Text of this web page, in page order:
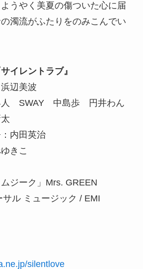
うやく美夏の傷ついた心に届
濁流がふたりをのみこんでい
イレントラブ』
辺美波
人 SWAY 中島歩 円井わん
内田英治
きこ
ジーク」Mrs. GREEN
ル ミュージック / EMI
silentlove